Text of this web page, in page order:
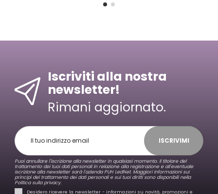
Iscriviti alla nostra
newsletter!
Rimani aggiornato.
ISCRIVIMI
Puoi annullare l'iscrizione alla newsletter in qualsiasi momento. Il titolare del
trattamento dei tuoi dati personali in relazione alla registrazione e all'eventuale
iscrizione alla newsletter sarà l'azienda PUH LedNet. Maggiori informazioni sui
principi del trattamento dei dati personali e sui tuoi diritti sono disponibili nella
Politica sulla privacy.
Desidero ricevere la newsletter - informazioni su novità, promozioni e